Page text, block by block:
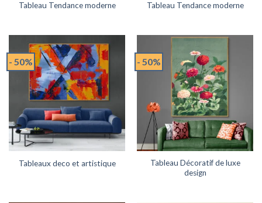
Tableau Tendance moderne Tableau Tendance moderne
- 50%
Tableaux deco et artistique
- 50%
Tableau Décoratif de luxe
design